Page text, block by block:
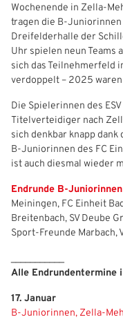
Wochenende in
tragen die
Dreifelderhalle der
Uhr spielen neun Teams
sich das Teilnehmerfeld
verdoppelt – 2025 waren
Die Spielerinnen des
Titelverteidiger nach
sich denkbar knapp
B‑Juniorinnen des FC
ist auch diesmal wieder
Endrunde B‑Juniorinnen
Meiningen, FC Einheit
Breitenbach, SV Deube
Sport‑Freunde Marbach,
Alle Endrundentermine
17. Januar
B-Juniorinnen, Zella-
Ehrentafel
Karriere
Partnerschaft
Mitgliedschaft
Juniorinnen
Kinderfußball
eSports
Schiedsrichter
Freizeit- und
Futsal
DFB-Mobil
Fair Play
Inklusion
Prävention
Schule und Kita
Kinder- und
#siekickt
Tage des
Passwesen
Vereinsangebote
Archiv
Downloads
Datenschutz
Länderspiele
Impressum